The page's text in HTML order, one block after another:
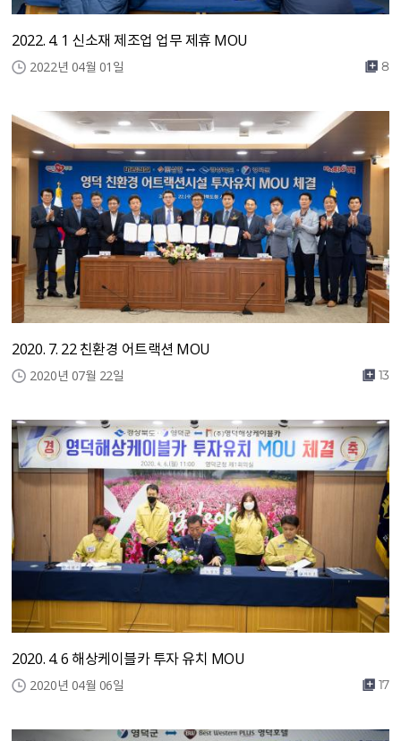
2022. 4. 1 신소재 제조업 업무 제휴 MOU
2022년 04월 01일 8
2020. 7. 22 친환경 어트랙션 MOU
2020년 07월 22일 13
2020. 4. 6 해상케이블카 투자 유치 MOU
2020년 04월 06일 17